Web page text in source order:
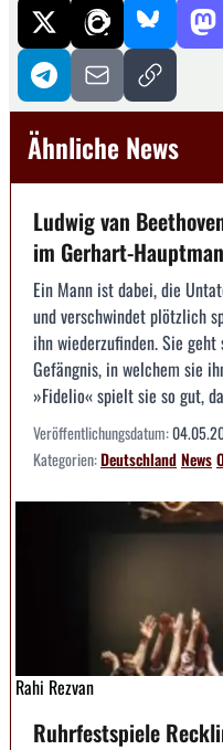
Ähnliche News
Ludwig van
im Gerhart-
Ein Mann ist dabei, die
und verschwindet plötzlich
ihn wiederzufinden. Sie
Gefängnis, in welchem sie
»Fidelio« spielt sie so gut,
Veröffentlichungsdatum:
Kategorien:DeutschlandNews
Rahi Rezvan
Ruhrfestspiele